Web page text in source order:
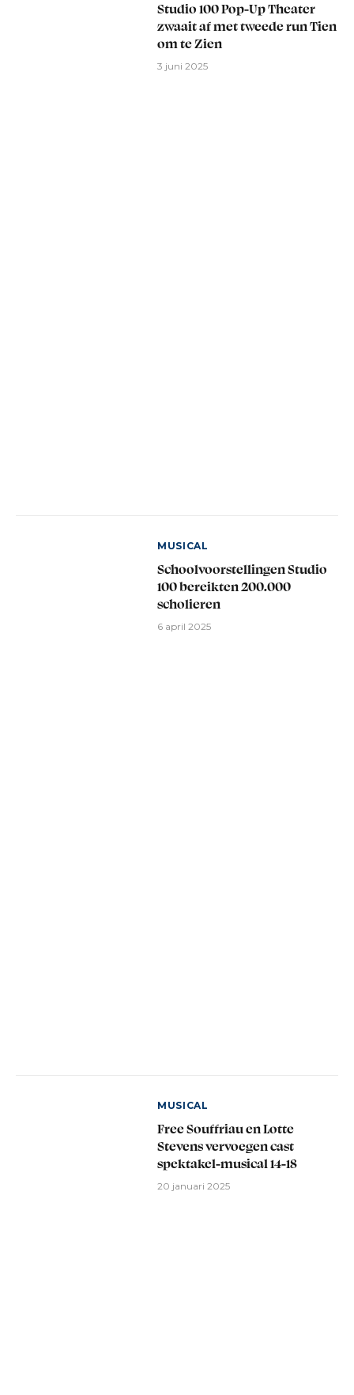
Studio 100 Pop-Up Theater
zwaait af met tweede run Tien
om te Zien
3 juni 2025
MUSICAL
Schoolvoorstellingen Studio
100 bereikten 200.000
scholieren
6 april 2025
MUSICAL
Free Souffriau en Lotte
Stevens vervoegen cast
spektakel-musical 14-18
20 januari 2025